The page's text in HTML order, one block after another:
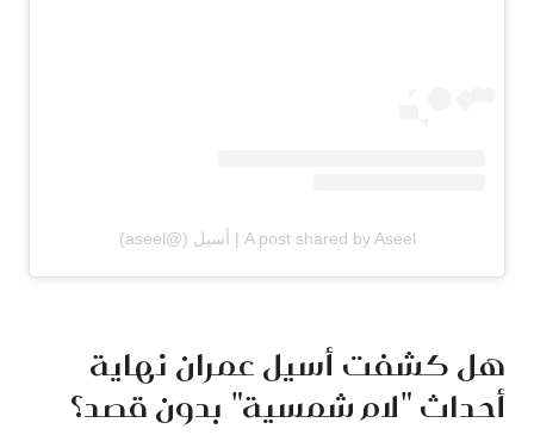
A post shared by Aseel | أسيل (@aseel)
هل كشفت أسيل عمران نهاية
أحداث "لام شمسية" بدون قصد؟